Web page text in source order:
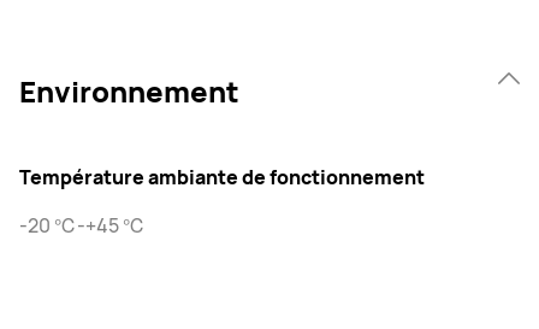
Environnement
Température ambiante de fonctionnement
-20 ℃-+45 ℃